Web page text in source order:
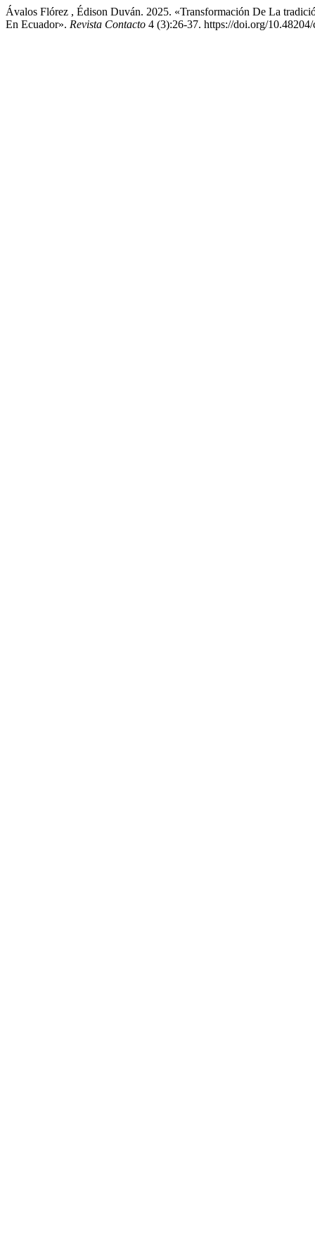
Ávalos Flórez , Édison Duván. 2025. «Transformación De La
En Ecuador». Revista Contacto 4 (3):26-37. https://doi.org/